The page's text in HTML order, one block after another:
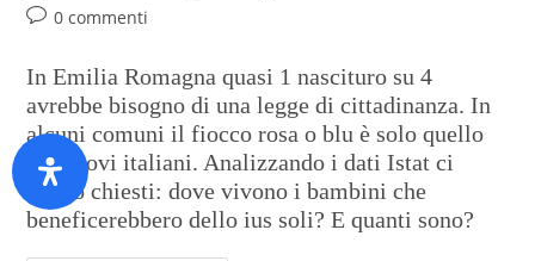
0 commenti
In Emilia Romagna quasi 1 nascituro su 4
avrebbe bisogno di una legge di cittadinanza. In
alcuni comuni il fiocco rosa o blu è solo quello
dei nuovi italiani. Analizzando i dati Istat ci
siamo chiesti: dove vivono i bambini che
beneficerebbero dello ius soli? E quanti sono?